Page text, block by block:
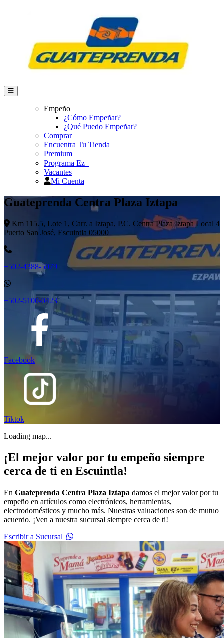
Empeño
¿Cómo Empeñar?
¿Qué Puedo Empeñar?
Comprar
Encuentra Tu Tienda
Premium
Programa Ez+
Vacantes
Mi Cuenta
Guateprenda Centra Plaza Iztapa
Km 115.5, Lote 1, Carr. a Iztapa, P.C. Centra Plaza Iztapa Local 4
Puerto San José, Escuintla 05000
+502-4388-5079
+502-5100-0423
Facebook
Tiktok
Loading map...
¡El mejor valor por tu empeño siempre
cerca de ti en Escuintla!
En Guateprenda Centra Plaza Iztapa damos el mejor valor por tu
empeño en artículos como electrónicos, herramientas,
electrodomésticos y mucho más. Nuestras valuaciones son de mutuo
acuerdo. ¡Ven a nuestra sucursal siempre cerca de ti!
Escribir a Sucursal